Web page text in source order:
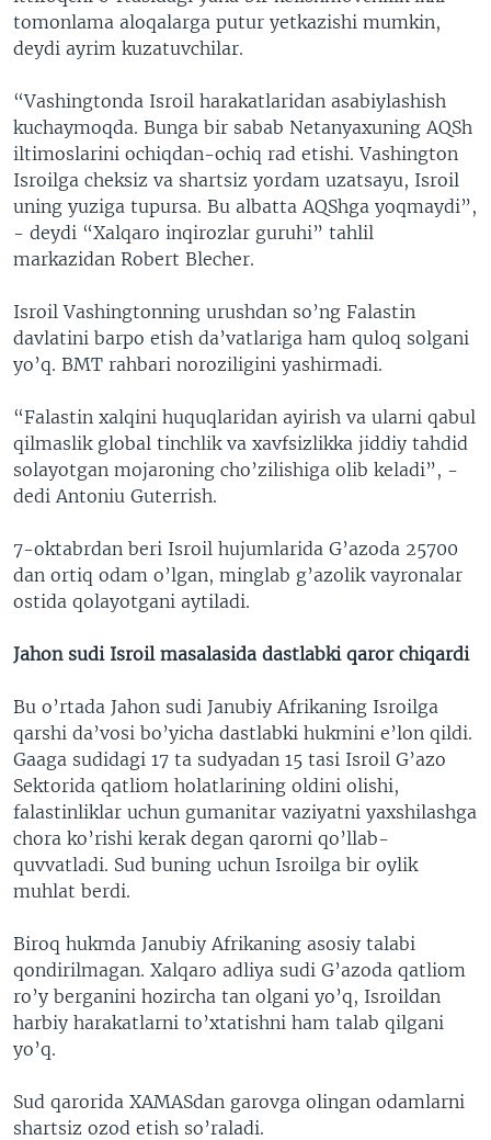
tomonlama aloqalarga putur yetkazishi mumkin,
deydi ayrim kuzatuvchilar.
“Vashingtonda Isroil harakatlaridan asabiylashish
kuchaymoqda. Bunga bir sabab Netanyaxuning AQSh
iltimoslarini ochiqdan-ochiq rad etishi. Vashington
Isroilga cheksiz va shartsiz yordam uzatsayu, Isroil
uning yuziga tupursa. Bu albatta AQShga yoqmaydi”,
- deydi “Xalqaro inqirozlar guruhi” tahlil
markazidan Robert Blecher.
Isroil Vashingtonning urushdan so’ng Falastin
davlatini barpo etish da’vatlariga ham quloq solgani
yo’q. BMT rahbari noroziligini yashirmadi.
“Falastin xalqini huquqlaridan ayirish va ularni qabul
qilmaslik global tinchlik va xavfsizlikka jiddiy tahdid
solayotgan mojaroning cho’zilishiga olib keladi”, -
dedi Antoniu Guterrish.
7-oktabrdan beri Isroil hujumlarida G’azoda 25700
dan ortiq odam o’lgan, minglab g’azolik vayronalar
ostida qolayotgani aytiladi.
Jahon sudi Isroil masalasida dastlabki qaror chiqardi
Bu o’rtada Jahon sudi Janubiy Afrikaning Isroilga
qarshi da’vosi bo’yicha dastlabki hukmini e’lon qildi.
Gaaga sudidagi 17 ta sudyadan 15 tasi Isroil G’azo
Sektorida qatliom holatlarining oldini olishi,
falastinliklar uchun gumanitar vaziyatni yaxshilashga
chora ko’rishi kerak degan qarorni qo’llab-
quvvatladi. Sud buning uchun Isroilga bir oylik
muhlat berdi.
Biroq hukmda Janubiy Afrikaning asosiy talabi
qondirilmagan. Xalqaro adliya sudi G’azoda qatliom
ro’y berganini hozircha tan olgani yo’q, Isroildan
harbiy harakatlarni to’xtatishni ham talab qilgani
yo’q.
Sud qarorida XAMASdan garovga olingan odamlarni
shartsiz ozod etish so’raladi.